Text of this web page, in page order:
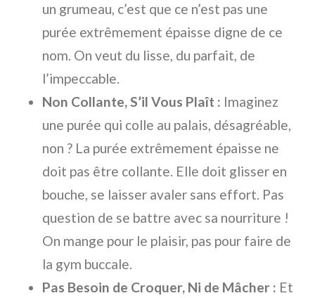
un grumeau, c’est que ce n’est pas une
purée extrêmement épaisse digne de ce
nom. On veut du lisse, du parfait, de
l’impeccable.
Non Collante, S’il Vous Plaît : Imaginez
une purée qui colle au palais, désagréable,
non ? La purée extrêmement épaisse ne
doit pas être collante. Elle doit glisser en
bouche, se laisser avaler sans effort. Pas
question de se battre avec sa nourriture !
On mange pour le plaisir, pas pour faire de
la gym buccale.
Pas Besoin de Croquer, Ni de Mâcher : Et